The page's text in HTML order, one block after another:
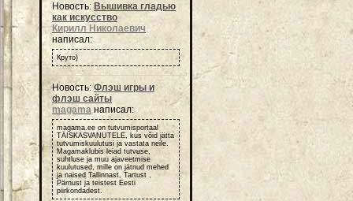
Новость: Вышивка гладью
как искусство
Кирилл Николаевич
написал:
Круто)
Новость:Флэш игры и
флэш сайты
magama написал:
magama.ee on tutvumisportaal
TÄISKASVANUTELE, kus võid jätta
tutvumiskuulutusi ja vastata neile.
Magamaklubis leiad tutvuse,
suhtluse ja muu ajaveetmise
kuulutused, mille on jätnud mehed
ja naised Tallinnast, Tartust ,
Pärnust ja teistest Eesti
piirkondadest.